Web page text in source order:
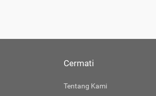
Cermati
Tentang Kami